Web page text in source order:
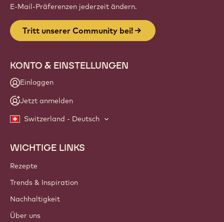
Website
info
NEWSLETTER
Werde Teil unserer Community für professionelle
und Weiterbildung zu erhalten. Kein Spam: Du kannst deine